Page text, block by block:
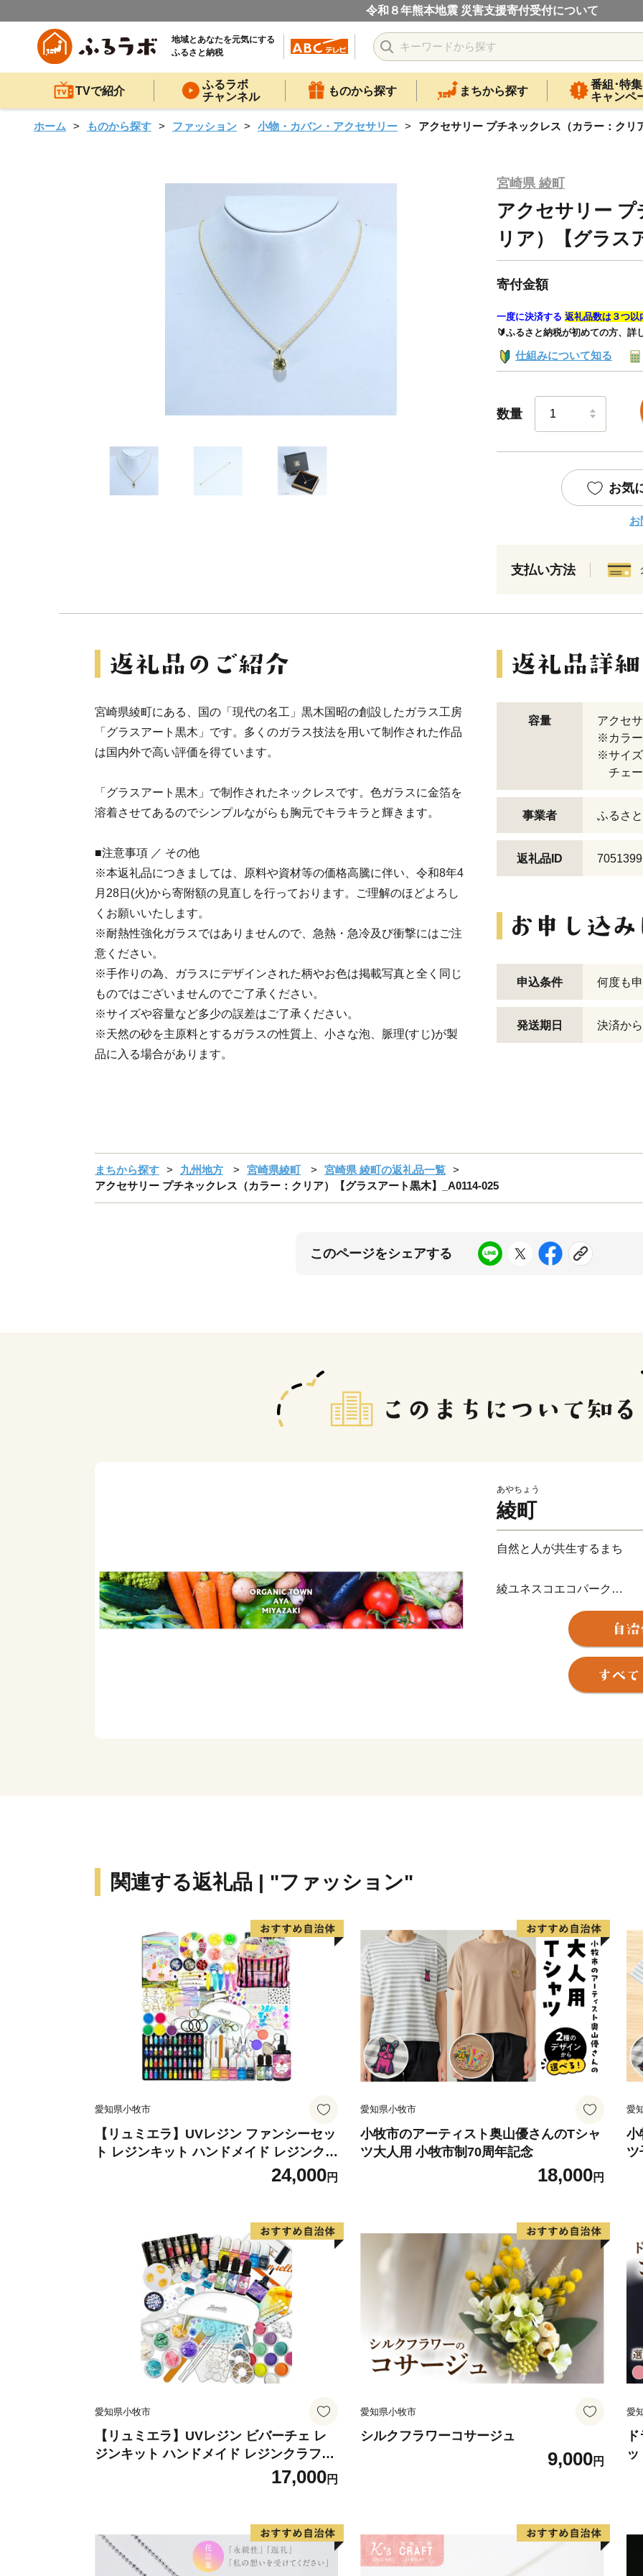
令和８年熊本地震 災害支援寄付受付について
地域とあなたを元気にする
ふるさと納税
TVで紹介
ふるラボ
チャンネル
ものから探す まちから探す
番組･特集
キャンペ
ホーム ものから探す ファッション 小物・カバン・アクセサリー アクセサリー プチネックレス（カラー：クリ
宮崎県 綾町
アクセサリー
リア）【グラス
寄付金額
一度に決済する 返礼品数は３つ以
🔰ふるさと納税が初めての方、詳
仕組みについて知る
数量
お気
お
支払い方法
宮崎県綾町にある、国の「現代の名工」黒木国昭の創設したガラス工房
「グラスアート黒木」です。多くのガラス技法を用いて制作された作品
は国内外で高い評価を得ています。
「グラスアート黒木」で制作されたネックレスです。色ガラスに金箔を
溶着させてあるのでシンプルながらも胸元でキラキラと輝きます。
■注意事項 ／ その他
※本返礼品につきましては、原料や資材等の価格高騰に伴い、令和8年4
月28日(火)から寄附額の見直しを行っております。ご理解のほどよろし
くお願いいたします。
※耐熱性強化ガラスではありませんので、急熱・急冷及び衝撃にはご注
意ください。
※手作りの為、ガラスにデザインされた柄やお色は掲載写真と全く同じ
ものではございませんのでご了承ください。
※サイズや容量など多少の誤差はご了承ください。
※天然の砂を主原料とするガラスの性質上、小さな泡、脈理(すじ)が製
品に入る場合があります。
容量
アクセ
※カラ
※サイズ
チェー
事業者 ふるさ
返礼品ID 7051399
申込条件 何度も
発送期日 決済か
まちから探す 九州地方 宮崎県綾町
宮崎県 綾町の返礼品一覧
アクセサリー プチネックレス（カラー：クリア）【グラスアート黒木】_A0114-025
このページをシェアする
あやちょう
綾町
自然と人が共生する
綾ユネスコエコパーク
日本最大級の照葉樹林を
り、自然と共生する地域
推進した有機農業や手づ
ェクトなど官民あげての
【寄附金受領証明書および
寄附金受領証明書・ワン
後1～3週間程度を目途に
ワンストップ特例申請を
ります。
なお、申請後に氏名や住所
宮崎県児湯郡都農町大字川
綾町ふるさと納税 ワンス
関連する返礼品 | "ファッション"
愛知県小牧市
【リュミエラ】UVレジン ファンシーセッ
ト レジンキット ハンドメイド レジンクラ
フト アクセサリーキット 手作り セット
24,000円
愛知県小牧市
小牧市のアーティスト奥山優さんのTシャ
ツ大人用 小牧市制70周年記念
18,000円
愛
小
ツ
愛知県小牧市
【リュミエラ】UVレジン ビバーチェ レ
ジンキット ハンドメイド レジンクラフト
アクセサリーキット 手作り セット レジン
17,000円
愛知県小牧市
シルクフラワーコサージュ
9,000円
愛